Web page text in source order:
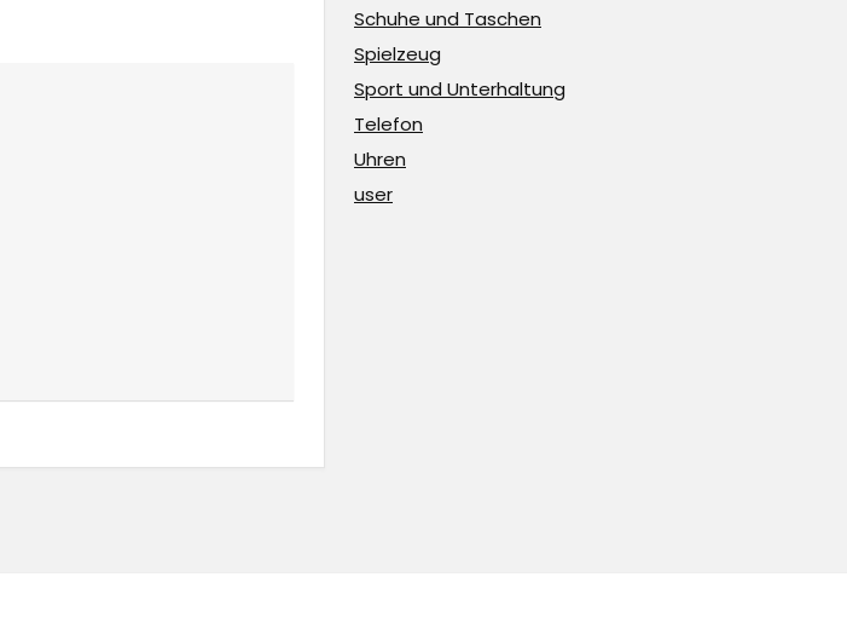
Schuhe und Taschen
Spielzeug
Sport und Unterhaltung
Telefon
Uhren
user